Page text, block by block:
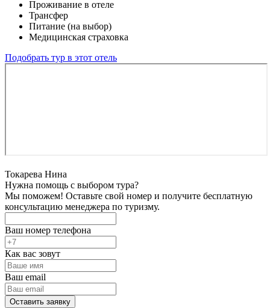
Проживание в отеле
Трансфер
Питание (на выбор)
Медицинская страховка
Подобрать тур в этот отель
Токарева Нина
Нужна помощь с выбором тура?
Мы поможем! Оставьте свой номер и получите бесплатную
консультацию менеджера по туризму.
Ваш номер телефона
Как вас зовут
Ваш email